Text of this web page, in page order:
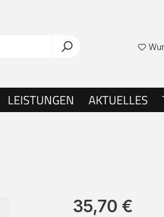
LEISTUNGEN AKTUELLES
35,70 €